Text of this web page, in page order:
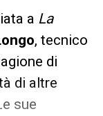
a La
, tecnico
di
di altre
sue